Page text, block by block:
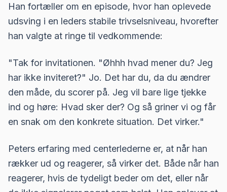
Han fortæller om en episode, hvor han oplevede
udsving i en leders stabile trivselsniveau, hvorefter
han valgte at ringe til vedkommende:
"Tak for invitationen. "Øhhh hvad mener du? Jeg
har ikke inviteret?" Jo. Det har du, da du ændrer
den måde, du scorer på. Jeg vil bare lige tjekke
ind og høre: Hvad sker der? Og så griner vi og får
en snak om den konkrete situation. Det virker."
Peters erfaring med centerlederne er, at når han
rækker ud og reagerer, så virker det. Både når han
reagerer, hvis de tydeligt beder om det, eller når